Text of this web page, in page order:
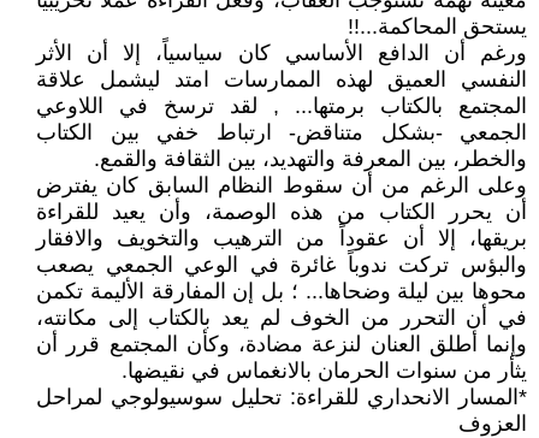
يستحق المحاكمة...!!
ورغم أن الدافع الأساسي كان سياسياً، إلا أن الأثر
النفسي العميق لهذه الممارسات امتد ليشمل علاقة
المجتمع بالكتاب برمتها... , لقد ترسخ في اللاوعي
الجمعي -بشكل متناقض- ارتباط خفي بين الكتاب
والخطر، بين المعرفة والتهديد، بين الثقافة والقمع.
وعلى الرغم من أن سقوط النظام السابق كان يفترض
أن يحرر الكتاب من هذه الوصمة، وأن يعيد للقراءة
بريقها، إلا أن عقوداً من الترهيب والتخويف والافقار
والبؤس تركت ندوباً غائرة في الوعي الجمعي يصعب
محوها بين ليلة وضحاها... ؛ بل إن المفارقة الأليمة تكمن
في أن التحرر من الخوف لم يعد بالكتاب إلى مكانته،
وإنما أطلق العنان لنزعة مضادة، وكأن المجتمع قرر أن
يثأر من سنوات الحرمان بالانغماس في نقيضها.
*المسار الانحداري للقراءة: تحليل سوسيولوجي لمراحل
العزوف